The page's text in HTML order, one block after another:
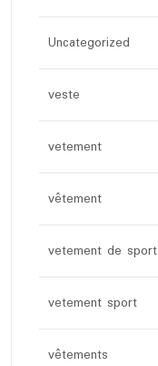
Uncategorized
veste
vetement
vêtement
vetement de sport
vetement sport
vêtements